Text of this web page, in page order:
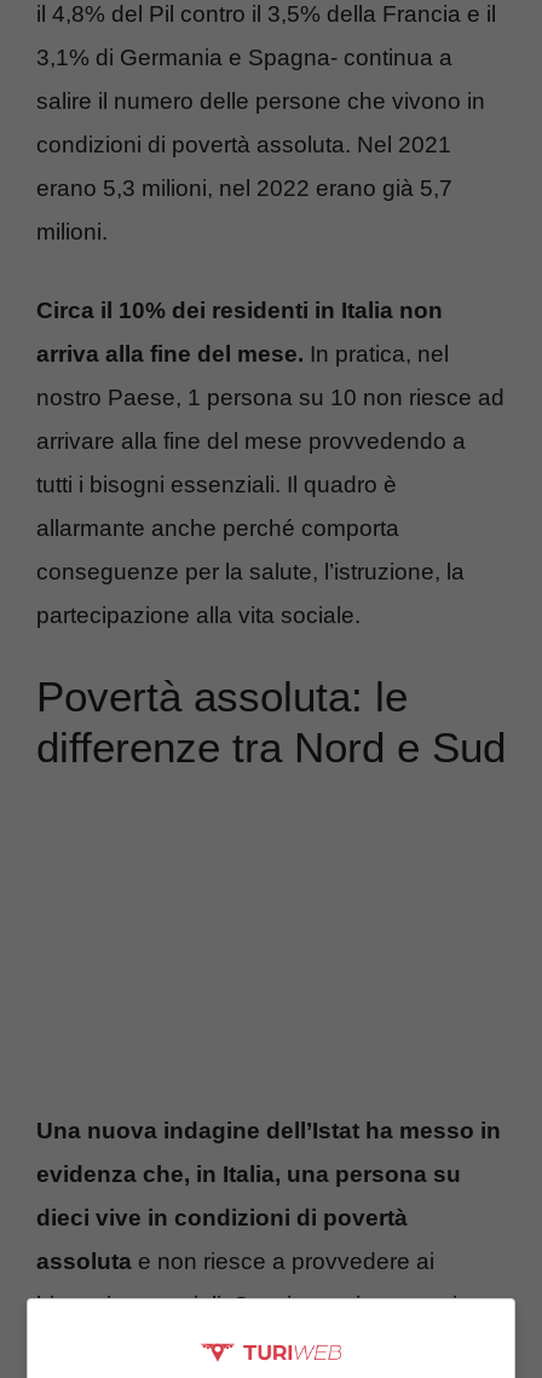
il 4,8% del Pil contro il 3,5% della Francia e il
3,1% di Germania e Spagna- continua a
salire il numero delle persone che vivono in
condizioni di povertà assoluta. Nel 2021
erano 5,3 milioni, nel 2022 erano già 5,7
milioni.
Circa il 10% dei residenti in Italia non
arriva alla fine del mese. In pratica, nel
nostro Paese, 1 persona su 10 non riesce ad
arrivare alla fine del mese provvedendo a
tutti i bisogni essenziali. Il quadro è
allarmante anche perché comporta
conseguenze per la salute, l’istruzione, la
partecipazione alla vita sociale.
Povertà assoluta: le
differenze tra Nord e Sud
Una nuova indagine dell’Istat ha messo in
evidenza che, in Italia, una persona su
dieci vive in condizioni di povertà
assoluta e non riesce a provvedere ai
bisogni essenziali. Sussistono importanti
differenze tra il Nord e il Sud del Paese.